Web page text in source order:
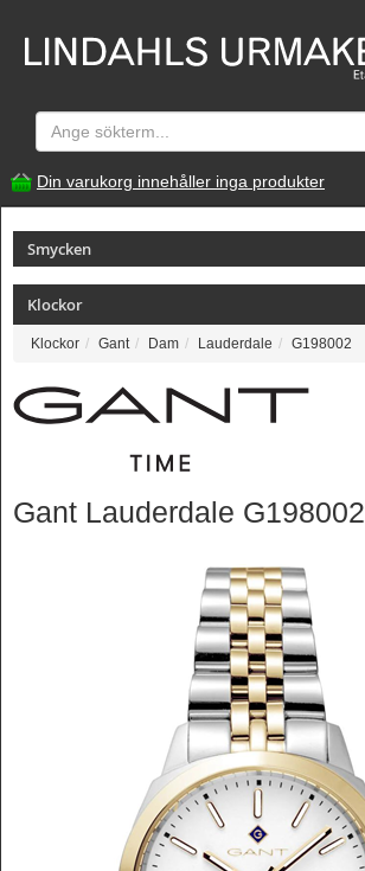
Din varukorg innehåller inga produkter
Smycken
Klockor
Klockor Gant Dam Lauderdale G198002
Gant Lauderdale G198002